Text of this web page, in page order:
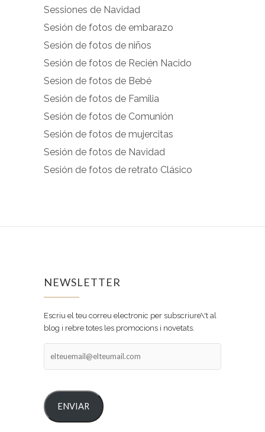
facebook.com
en
Facebook
instagram.com
en
Instagram
Sessiones de Navidad
Sesión de fotos de embarazo
Sesión de fotos de niños
Sesión de fotos de Recién Nacido
Sesion de fotos de Bebé
Sesión de fotos de Familia
Sesión de fotos de Comunión
Sesión de fotos de mujercitas
Sesión de fotos de Navidad
Sesión de fotos de retrato Clásico
NEWSLETTER
Escriu el teu correu electronic per subscriure\'t al
blog i rebre totes les promocions i novetats.
ENVIAR